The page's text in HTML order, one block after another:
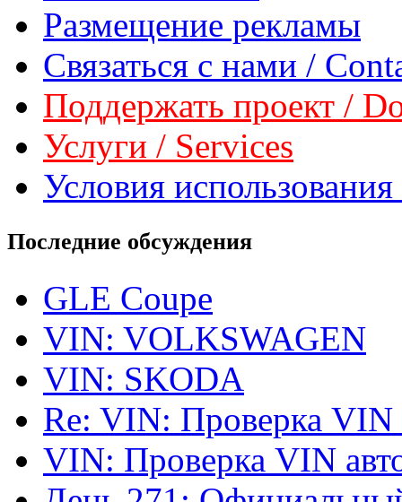
Размещение рекламы
Связаться с нами /
Поддержать проект /
Услуги / Services
Условия
Последние обсуждения
GLE Coupe
VIN: VOLKSWAGEN
VIN: SKODA
Re: VIN: Проверка VIN
VIN: Проверка VIN